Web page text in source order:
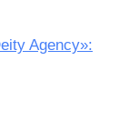
Agency»: